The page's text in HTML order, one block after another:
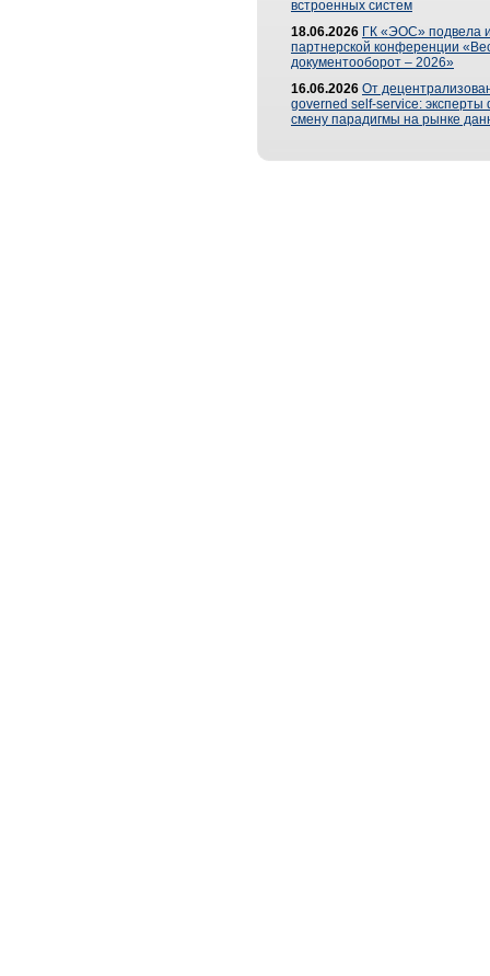
встроенных систем
18.06.2026 ГК «ЭОС» подвела
партнерской конференции
документооборот – 2026»
16.06.2026 От
governed self-service: эксперты
смену парадигмы на рынке